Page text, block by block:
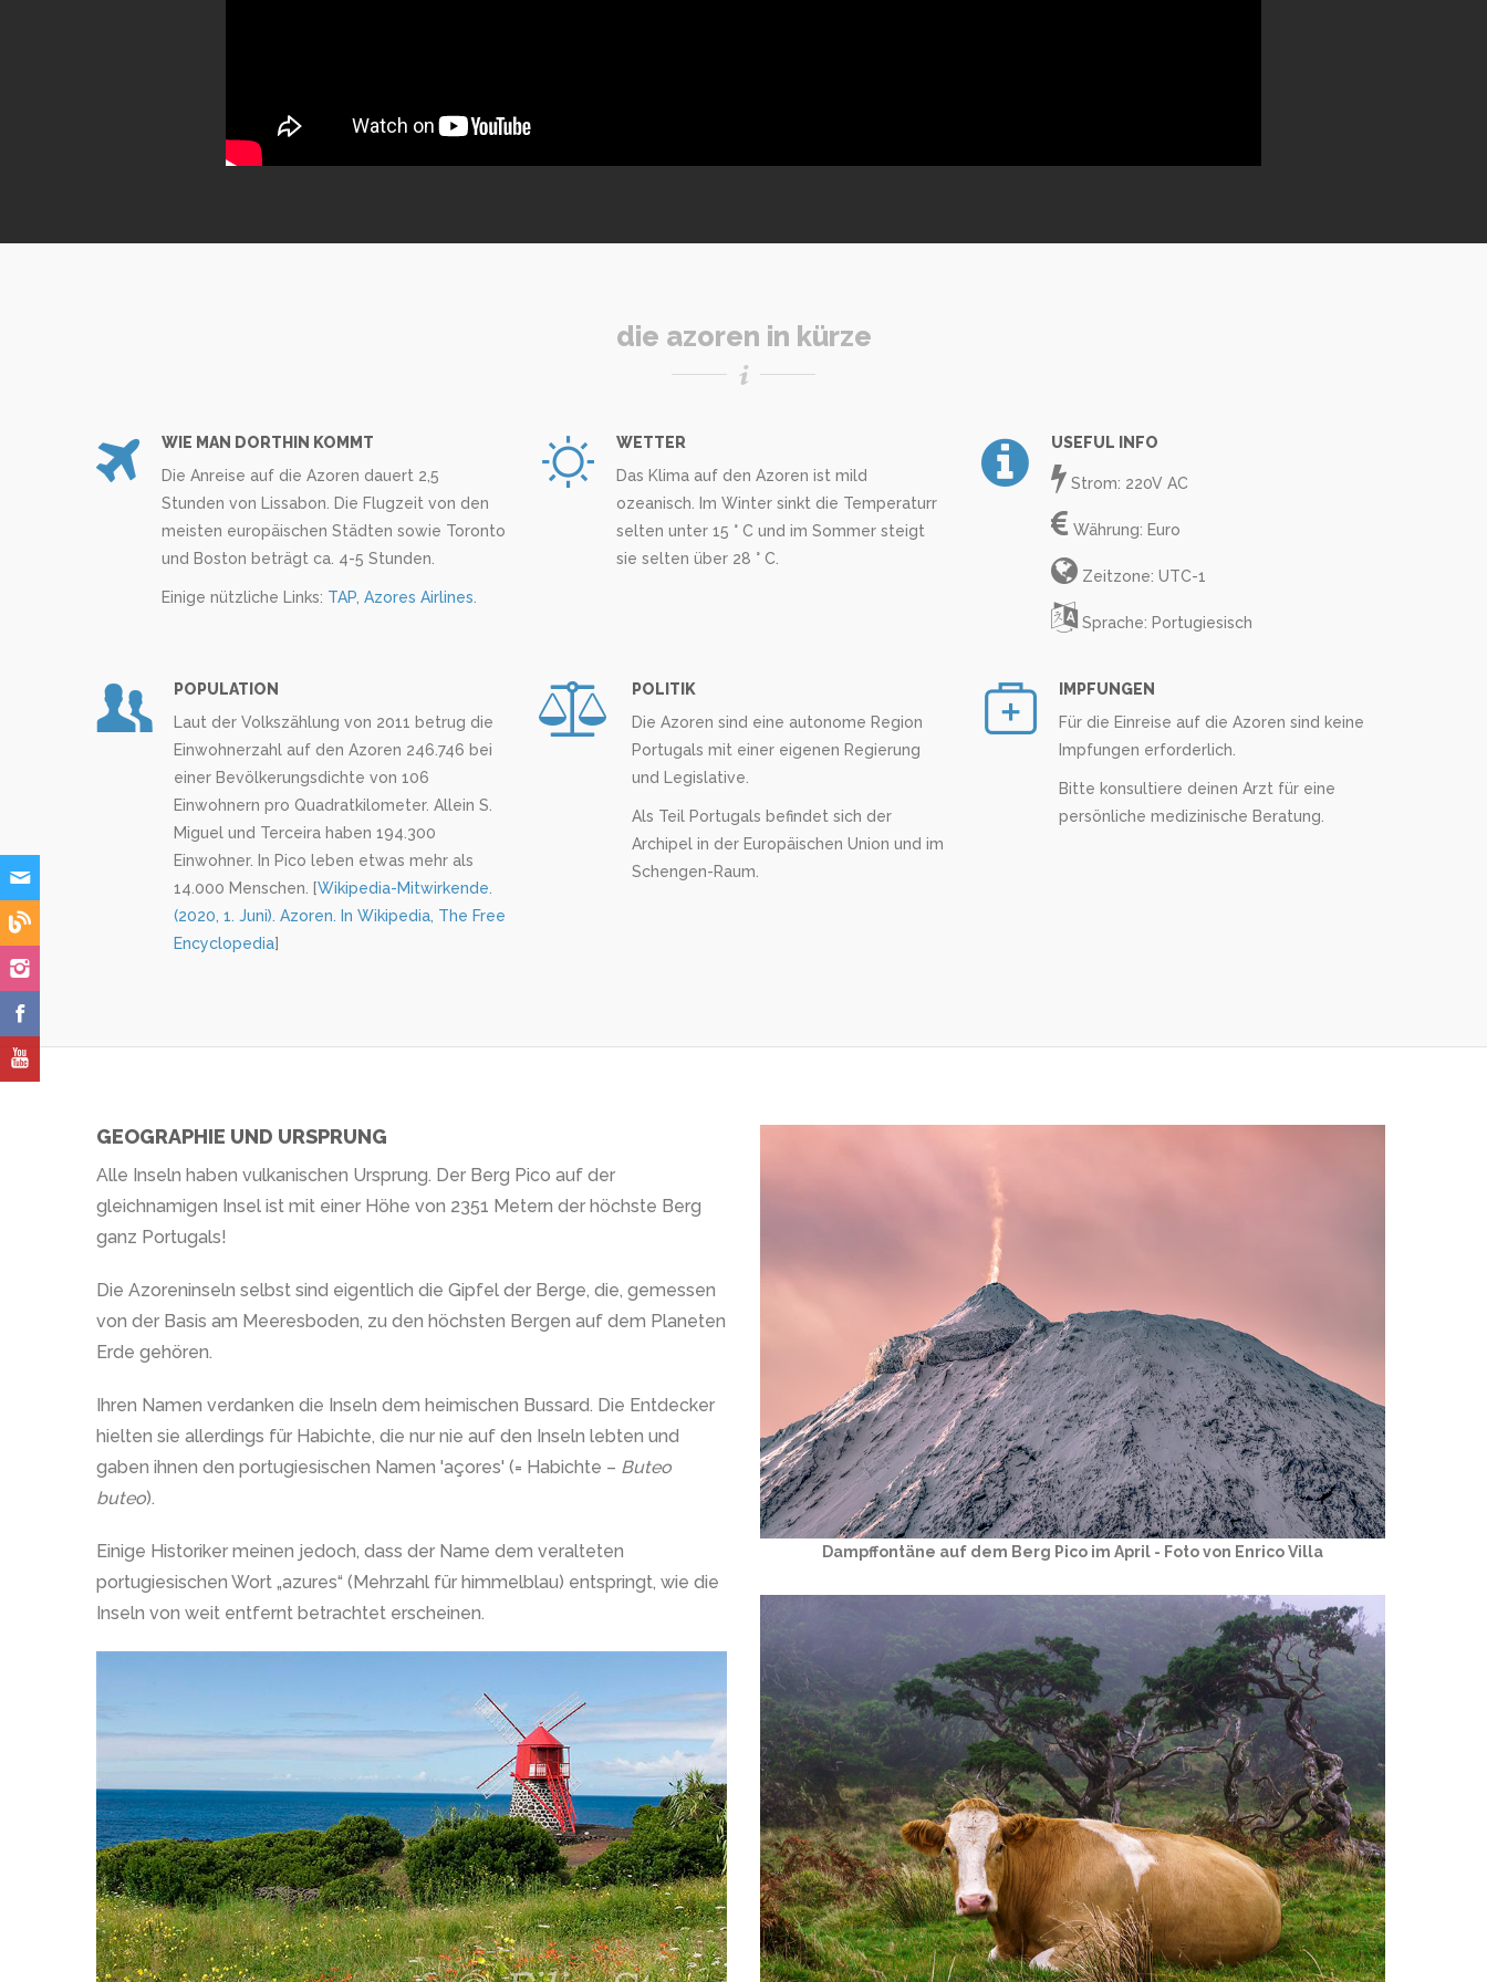
die azoren in kürze
WIE MAN DORTHIN KOMMT
Die Anreise auf die Azoren dauert 2,5
Stunden von Lissabon. Die Flugzeit von den
meisten europäischen Städten sowie Toronto
und Boston beträgt ca. 4-5 Stunden.
Einige nützliche Links: TAP Azores Airlines
WETTER
Das Klima auf den Azoren ist mild
ozeanisch. Im Winter sinkt die Temperaturr
selten unter 15 ° C und im Sommer steigt
sie selten über 28 ° C.
USEFUL INFO
Strom: 220V AC
Währung: Euro
Zeitzone: UTC-1
Sprache: Portugiesisch
POPULATION
Laut der Volkszählung von 2011 betrug die
Einwohnerzahl auf den Azoren 246.746 bei
einer Bevölkerungsdichte von 106
Einwohnern pro Quadratkilometer. Allein S.
Miguel und Terceira haben 194.300
Einwohner. In Pico leben etwas mehr als
14.000 Menschen. [Wikipedia-Mitwirkende.
(2020, 1. Juni). Azoren. In Wikipedia, The Free
Encyclopedia]
POLITIK
Die Azoren sind eine autonome Region
Portugals mit einer eigenen Regierung
und Legislative.
Als Teil Portugals befindet sich der
Archipel in der Europäischen Union und im
Schengen-Raum.
IMPFUNGEN
Für die Einreise auf die Azoren sind keine
Impfungen erforderlich.
Bitte konsultiere deinen Arzt für eine
persönliche medizinische Beratung.
GEOGRAPHIE UND URSPRUNG
Alle Inseln haben vulkanischen Ursprung. Der Berg Pico auf der
gleichnamigen Insel ist mit einer Höhe von 2351 Metern der höchste Berg
ganz Portugals!
Die Azoreninseln selbst sind eigentlich die Gipfel der Berge, die, gemessen
von der Basis am Meeresboden, zu den höchsten Bergen auf dem Planeten
Erde gehören.
Ihren Namen verdanken die Inseln dem heimischen Bussard. Die Entdecker
hielten sie allerdings für Habichte, die nur nie auf den Inseln lebten und
gaben ihnen den portugiesischen Namen 'açores' (= Habichte – Buteo
buteo).
Einige Historiker meinen jedoch, dass der Name dem veralteten
portugiesischen Wort „azures“ (Mehrzahl für himmelblau) entspringt, wie die
Inseln von weit entfernt betrachtet erscheinen.
Dampffontäne auf dem Berg Pico im April - Foto von Enrico Villa